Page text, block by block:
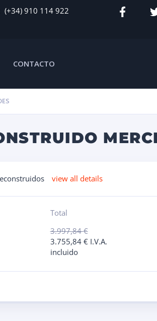
(+34) 910 114 922
CONTACTO
view all details
Total
3.997,84€
3.755,84 € I.V.A.
incluido